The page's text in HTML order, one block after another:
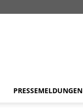
PRESSEMELDUNGEN